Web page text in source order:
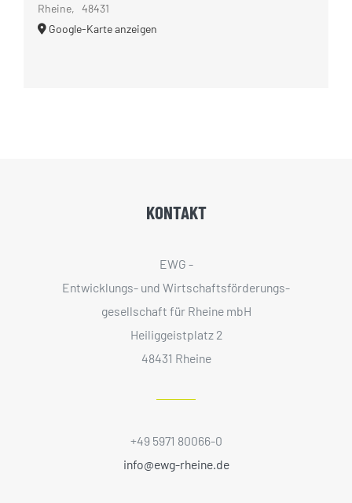
Rheine, 48431
Google-Karte anzeigen
KONTAKT
EWG -
Entwicklungs- und Wirtschaftsförderungs­
gesellschaft für Rheine mbH
Heiliggeistplatz 2
48431 Rheine
+49 5971 80066-0
info@ewg-rheine.de